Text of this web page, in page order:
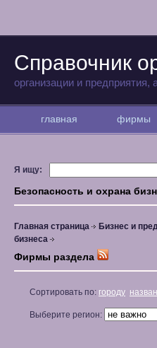
Справочник
организации и
главная фирмы
Я ищу:
Безопасность и охрана
Главная страница Бизнес и
бизнеса
Фирмы раздела
Сортировать по: городу
Выберите регион: